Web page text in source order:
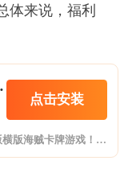
体来说，福利
版
点击安装
《世界守卫军》是一款正版横版海贼卡牌游戏！游戏内真实还原了路飞一路成长的历程，一路挑战各个关卡，收入各个动漫里面脍炙人口的人物作为自己的伙伴，一起征战新世界！新版买断版强势来袭，首续充值0.1折，每日签到赠送2000代金券，爽玩停不下来；七天奖、新手狂欢、升级奖励、满月礼等大量福利活动，送超多充值卡、体力、抽卡等战力道具。